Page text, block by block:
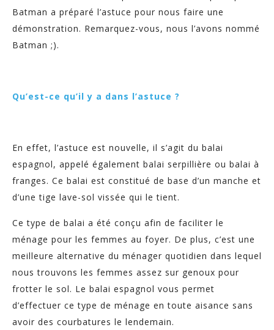
Batman a préparé l’astuce pour nous faire une
démonstration. Remarquez-vous, nous l’avons nommé
Batman ;).
Qu’est-ce qu’il y a dans l’astuce ?
En effet, l’astuce est nouvelle, il s’agit du balai
espagnol, appelé également balai serpillière ou balai à
franges. Ce balai est constitué de base d’un manche et
d’une tige lave-sol vissée qui le tient.
Ce type de balai a été conçu afin de faciliter le
ménage pour les femmes au foyer. De plus, c’est une
meilleure alternative du ménager quotidien dans lequel
nous trouvons les femmes assez sur genoux pour
frotter le sol. Le balai espagnol vous permet
d’effectuer ce type de ménage en toute aisance sans
avoir des courbatures le lendemain.